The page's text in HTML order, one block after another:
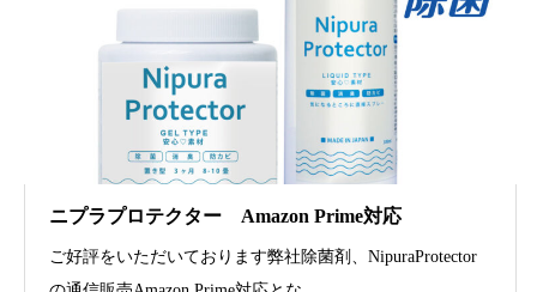
ニプラプロテクター Amazon Prime対応
ご好評をいただいております弊社除菌剤、NipuraProtector